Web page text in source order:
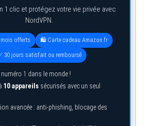
1 clic et protégez votre vie privée avec
NordVPN.
mois offerts 🛍️ Carte cadeau Amazon.fr
30 jours satisfait ou remboursé
numéro 1 dans le monde !
10 appareils sécurisés avec un seul
avancée : anti-phishing, blocage des